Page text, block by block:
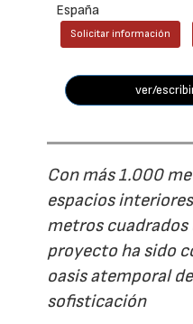
España
Solicitar información
ver/
Con más 1.000
espacios
metros cuadrados
proyecto ha sido
oasis atemporal
sofisticación